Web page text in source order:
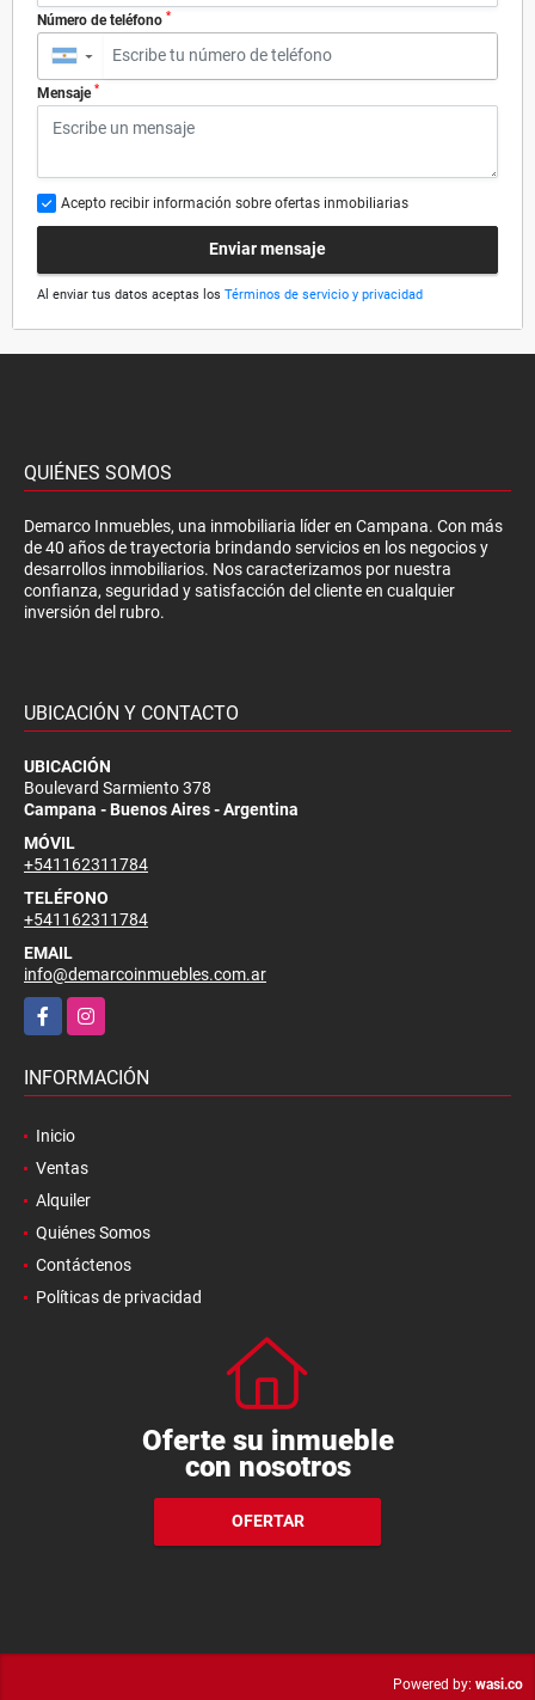
Número de teléfono *
▼
Mensaje *
Acepto recibir información sobre ofertas inmobiliarias
Enviar mensaje
Al enviar tus datos aceptas los Términos de servicio y privacidad
QUIÉNES SOMOS
Demarco Inmuebles, una inmobiliaria líder en Campana. Con más
de 40 años de trayectoria brindando servicios en los negocios y
desarrollos inmobiliarios. Nos caracterizamos por nuestra
confianza, seguridad y satisfacción del cliente en cualquier
inversión del rubro.
UBICACIÓN Y CONTACTO
UBICACIÓN
Boulevard Sarmiento 378
Campana - Buenos Aires - Argentina
MÓVIL
+541162311784
TELÉFONO
+541162311784
EMAIL
info@demarcoinmuebles.com.ar
FacebookInstagram
INFORMACIÓN
Inicio
Ventas
Alquiler
Quiénes Somos
Contáctenos
Políticas de privacidad
Oferte su inmueble
con nosotros
OFERTAR
Powered by: wasi.co